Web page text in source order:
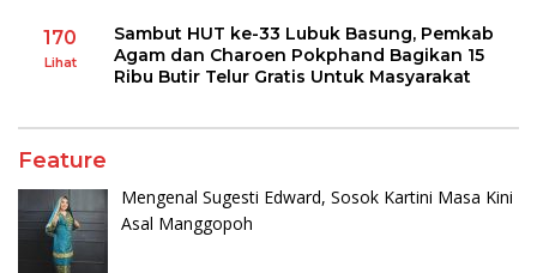
170
Lihat
Sambut HUT ke-33 Lubuk Basung, Pemkab
Agam dan Charoen Pokphand Bagikan 15
Ribu Butir Telur Gratis Untuk Masyarakat
Feature
Mengenal Sugesti Edward, Sosok Kartini Masa Kini
Asal Manggopoh